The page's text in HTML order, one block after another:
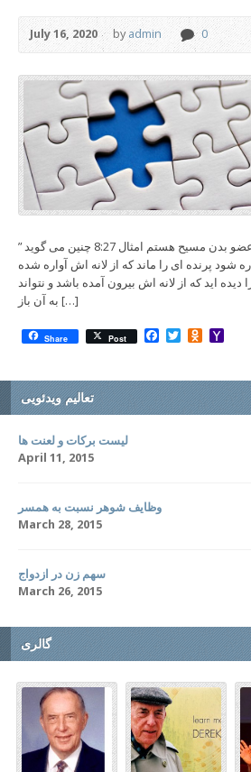
July 16, 2020 byadmin 0
جای خود را پیدا کنیم من عضو بدن مسیح هستم امثال 8:27 چنین می گوید ”
شود پرنده ای را ماند که از لانه اش آواره شده
دیده اید که از لانه اش بیرون آمده باشد و نتواند
به آن باز […]
Share Post Facebook
Twitter
تعالیم ویدئویی
لیست برکات و لعنت ها
April 11, 2015
وظایف شوهر نسبت به همسر
March 28, 2015
سهم زن در ازدواج
March 26, 2015
گالری